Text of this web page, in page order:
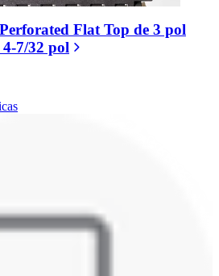
Flat Top de 3 pol
7/32 pol